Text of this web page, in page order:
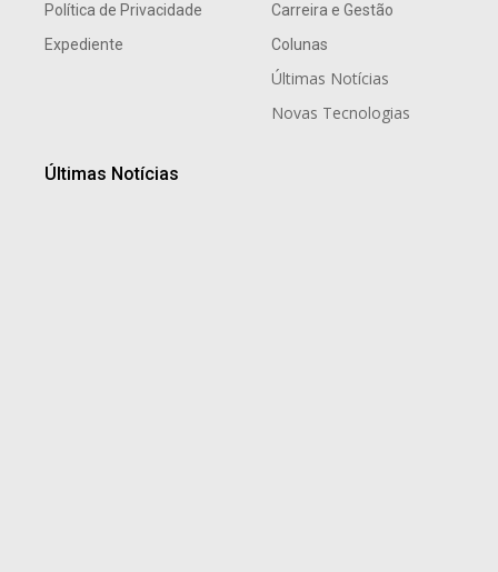
Política de Privacidade
Expediente
Carreira e Gestão
Colunas
Últimas Notícias
Novas Tecnologias
Últimas Notícias